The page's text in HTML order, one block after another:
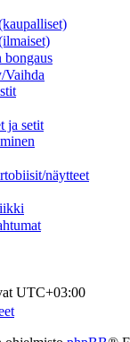
ja setit
näytteet
UTC+03:00